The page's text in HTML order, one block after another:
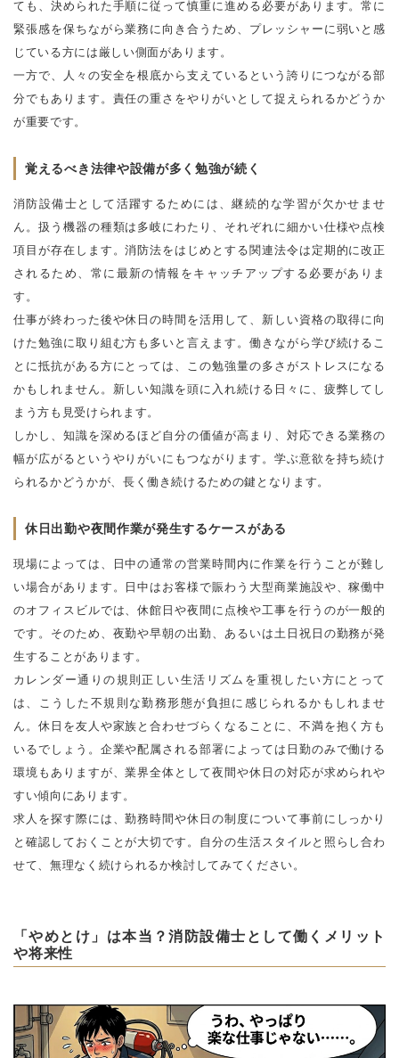
ても、決められた手順に従って慎重に進める必要があります。常に
緊張感を保ちながら業務に向き合うため、プレッシャーに弱いと感
じている方には厳しい側面があります。
一方で、人々の安全を根底から支えているという誇りにつながる部
分でもあります。責任の重さをやりがいとして捉えられるかどうか
が重要です。
覚えるべき法律や設備が多く勉強が続く
消防設備士として活躍するためには、継続的な学習が欠かせませ
ん。扱う機器の種類は多岐にわたり、それぞれに細かい仕様や点検
項目が存在します。消防法をはじめとする関連法令は定期的に改正
されるため、常に最新の情報をキャッチアップする必要がありま
す。
仕事が終わった後や休日の時間を活用して、新しい資格の取得に向
けた勉強に取り組む方も多いと言えます。働きながら学び続けるこ
とに抵抗がある方にとっては、この勉強量の多さがストレスになる
かもしれません。新しい知識を頭に入れ続ける日々に、疲弊してし
まう方も見受けられます。
しかし、知識を深めるほど自分の価値が高まり、対応できる業務の
幅が広がるというやりがいにもつながります。学ぶ意欲を持ち続け
られるかどうかが、長く働き続けるための鍵となります。
休日出勤や夜間作業が発生するケースがある
現場によっては、日中の通常の営業時間内に作業を行うことが難し
い場合があります。日中はお客様で賑わう大型商業施設や、稼働中
のオフィスビルでは、休館日や夜間に点検や工事を行うのが一般的
です。そのため、夜勤や早朝の出勤、あるいは土日祝日の勤務が発
生することがあります。
カレンダー通りの規則正しい生活リズムを重視したい方にとって
は、こうした不規則な勤務形態が負担に感じられるかもしれませ
ん。休日を友人や家族と合わせづらくなることに、不満を抱く方も
いるでしょう。企業や配属される部署によっては日勤のみで働ける
環境もありますが、業界全体として夜間や休日の対応が求められや
すい傾向にあります。
求人を探す際には、勤務時間や休日の制度について事前にしっかり
と確認しておくことが大切です。自分の生活スタイルと照らし合わ
せて、無理なく続けられるか検討してみてください。
「やめとけ」は本当？消防設備士として働くメリット
や将来性